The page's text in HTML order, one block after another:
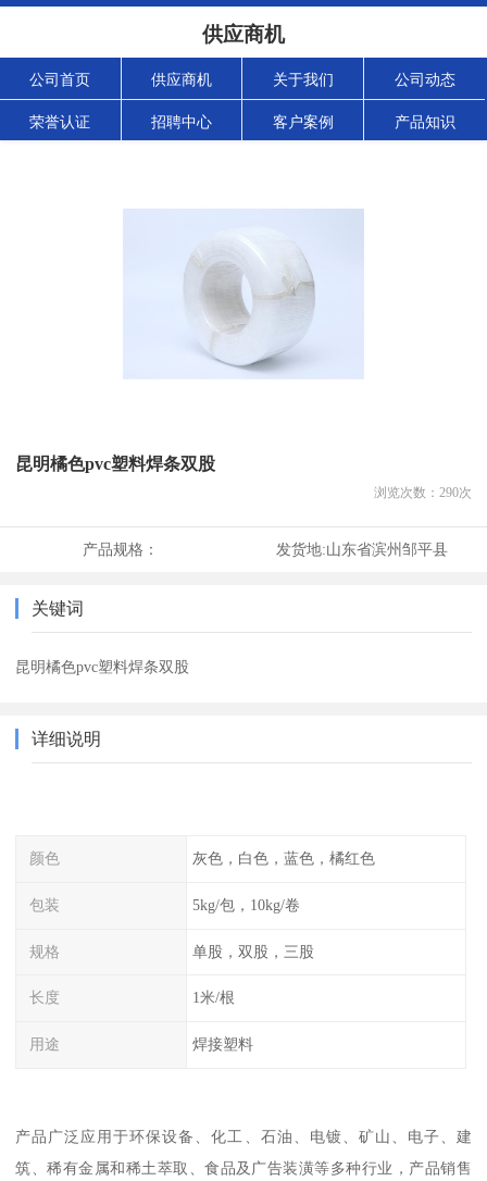
供应商机
公司首页 供应商机 关于我们 公司动态
荣誉认证 招聘中心 客户案例 产品知识
昆明橘色pvc塑料焊条双股
浏览次数： 290次
产品规格： 发货地:山东省滨州邹平县
关键词
昆明橘色pvc塑料焊条双股
详细说明
颜色 灰色，白色，蓝色，橘红色
包装 5kg/包，10kg/卷
规格 单股，双股，三股
长度 1米/根
用途 焊接塑料
产品广泛应用于环保设备、化工、石油、电镀、矿山、电子、建
筑、稀有金属和稀土萃取、食品及广告装潢等多种行业，产品销售